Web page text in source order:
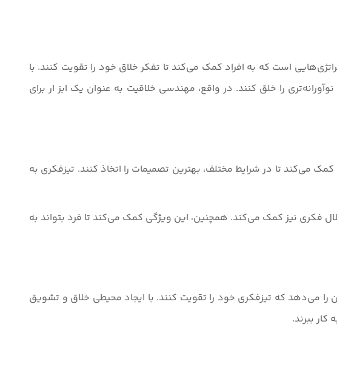
است که به افراد کمک می‌کند تا تفکر خلاق خود را تقویت کنند. با
را خلق کنند. در واقع، مهندسی خلاقیت به عنوان یک ابز ار برای
می‌کند تا در شرایط مختلف، بهترین تصمیمات را اتخاذ کنند. تیزفکری به
فکری نیز کمک می‌کند. همچنین، این ویژگی کمک می‌کند تا فرد بتواند به
می‌دهد که تیزفکری خود را تقویت کنند. با ایجاد محیطی خلاق و تشویق
ببرند.